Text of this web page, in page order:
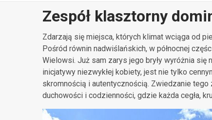
Zespół klasztorny
Zdarzają się miejsca, których klimat wciąga od
Pośród równin nadwiślańskich, w północnej
Wielowsi. Już sam zarys jego bryły wyróżnia
inicjatywy niezwykłej kobiety, jest nie tylko
skromnością i autentycznością. Zwiedzanie
duchowości i codzienności, gdzie każda cegła,